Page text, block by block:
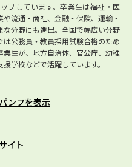
プしています。卒業生は福祉・医
流通・商社、金融・保険、運輸・
分野にも進出。全国で幅広い分野
公務員・教員採用試験合格のため
生が、地方自治体、官公庁、幼稚
学校などで活躍しています。
ンフを表示
イト